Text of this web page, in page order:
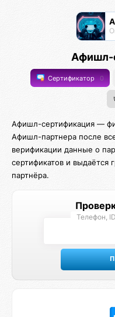
Афишл-
Сертификатор 0
Афишл-сертификация —
Афишл-партнера после
верификации данные о
сертификатов и выдаётся
партнёра.
Телефон,